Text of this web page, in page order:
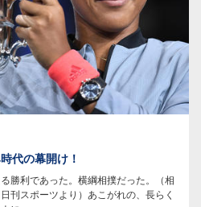
代の幕開け！
勝利であった。横綱相撲だった。（相
刊スポーツより）あこがれの、長らく